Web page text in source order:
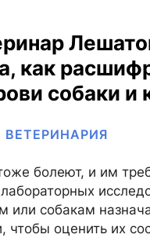
как
собаки и
ВЕТЕРИНАРИЯ
болеют, и им
или собакам
чтобы оценить их